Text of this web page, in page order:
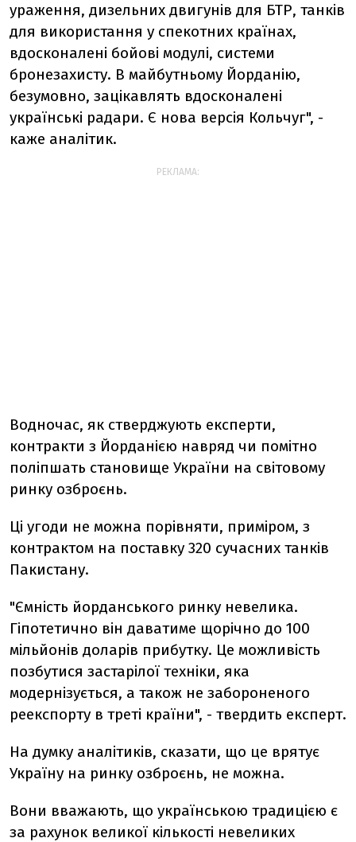
ураження, дизельних двигунів для БТР, танків
для використання у спекотних країнах,
вдосконалені бойові модулі, системи
бронезахисту. В майбутньому Йорданію,
безумовно, зацікавлять вдосконалені
українські радари. Є нова версія Кольчуг", -
каже аналітик.
РЕКЛАМА:
Водночас, як стверджують експерти,
контракти з Йорданією навряд чи помітно
поліпшать становище України на світовому
ринку озброєнь.
Ці угоди не можна порівняти, приміром, з
контрактом на поставку 320 сучасних танків
Пакистану.
"Ємність йорданського ринку невелика.
Гіпотетично він даватиме щорічно до 100
мільйонів доларів прибутку. Це можливість
позбутися застарілої техніки, яка
модернізується, а також не забороненого
реекспорту в треті країни", - твердить експерт.
На думку аналітиків, сказати, що це врятує
Україну на ринку озброєнь, не можна.
Вони вважають, що українською традицією є
за рахунок великої кількості невеликих